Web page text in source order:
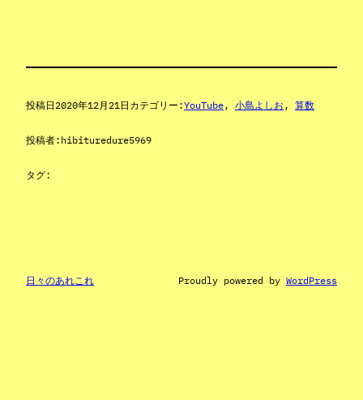
投稿日2020年12月21日 カテゴリー:YouTube, 小島よしお , 算数
投稿者: hibituredure5969
タグ:
日々のあれこれ Proudly powered by WordPress